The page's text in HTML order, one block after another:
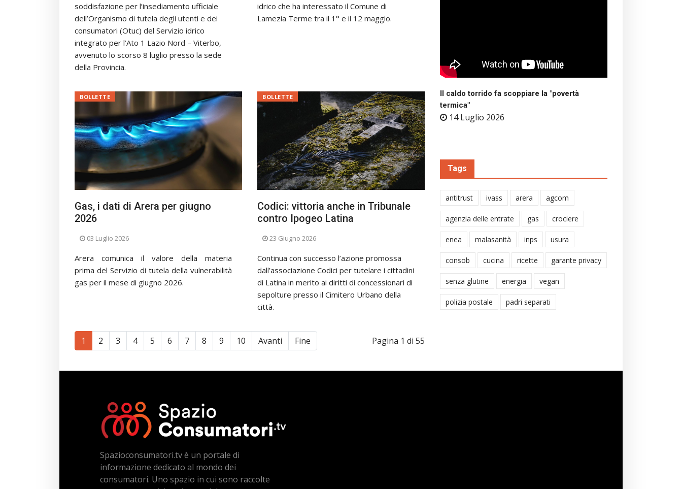
soddisfazione per l’insediamento ufficiale
dell’Organismo di tutela degli utenti e dei
consumatori (Otuc) del Servizio idrico
integrato per l’Ato 1 Lazio Nord – Viterbo,
avvenuto lo scorso 8 luglio presso la sede
della Provincia.
idrico che ha interessato il Comune di
Lamezia Terme tra il 1° e il 12 maggio.
Gas, i dati di Arera per giugno
2026
BOLLETTE
03 Luglio 2026
Arera comunica il valore della materia
prima del Servizio di tutela della vulnerabilità
gas per il mese di giugno 2026.
Codici: vittoria anche in Tribunale
contro Ipogeo Latina
BOLLETTE
23 Giugno 2026
Continua con successo l’azione promossa
dall’associazione Codici per tutelare i cittadini
di Latina in merito ai diritti di concessionari di
sepolture presso il Cimitero Urbano della
città.
1 2 3 4 5 6 7 8 9 10 Avanti Fine Pagina 1 di 55
Il caldo torrido fa scoppiare la "povertà
termica"
14 Luglio 2026
Tags
antitrust ivass arera agcom
agenzia delle entrate gas crociere
enea malasanità inps usura
consob cucina ricette garante privacy
senza glutine energia vegan
polizia postale padri separati
Spazioconsumatori.tv è un portale di
informazione dedicato al mondo dei
consumatori. Uno spazio in cui sono raccolte